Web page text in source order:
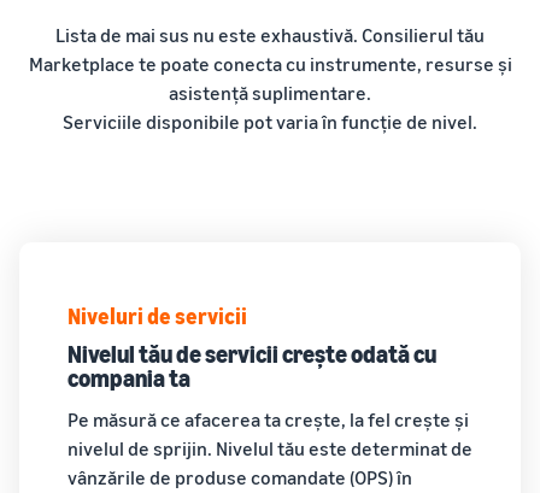
Lista de mai sus nu este exhaustivă. Consilierul tău
Marketplace te poate conecta cu instrumente, resurse și
asistență suplimentare.
Serviciile disponibile pot varia în funcție de nivel.
Niveluri de servicii
Nivelul tău de servicii crește odată cu
compania ta
Pe măsură ce afacerea ta crește, la fel crește și
nivelul de sprijin. Nivelul tău este determinat de
vânzările de produse comandate (OPS) în